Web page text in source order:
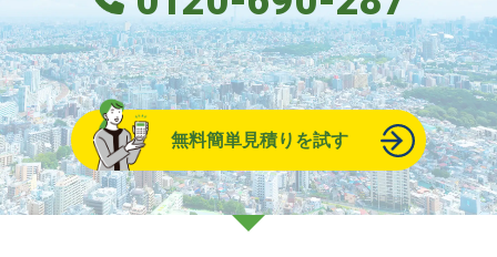
無料簡単見積りを試す